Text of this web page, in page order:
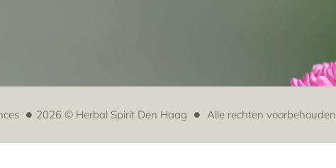
2026 © Herbal Spirit Den Haag Alle rechten voorbehouden